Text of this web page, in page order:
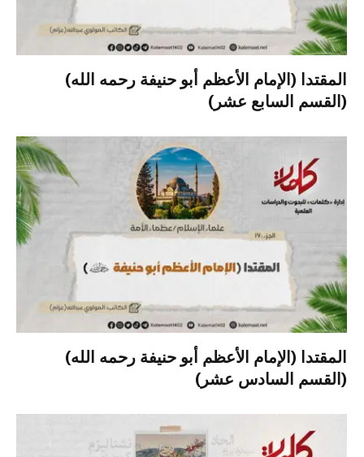
المقتدا (الإمام الأعظم أبو حنيفة رحمه الله)
(القسم السابع عشر)
المقتدا (الإمام الأعظم أبو حنيفة رحمه الله)
(القسم السادس عشر)